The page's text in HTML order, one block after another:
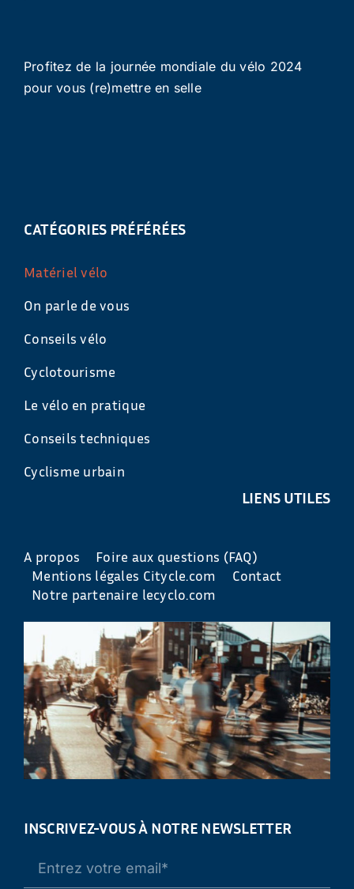
Profitez de la journée mondiale du vélo 2024
pour vous (re)mettre en selle
CATÉGORIES PRÉFÉRÉES
Matériel vélo
On parle de vous
Conseils vélo
Cyclotourisme
Le vélo en pratique
Conseils techniques
Cyclisme urbain
LIENS UTILES
A propos
Foire aux questions (FAQ)
Mentions légales Citycle.com
Contact
Notre partenaire lecyclo.com
INSCRIVEZ-VOUS À NOTRE NEWSLETTER